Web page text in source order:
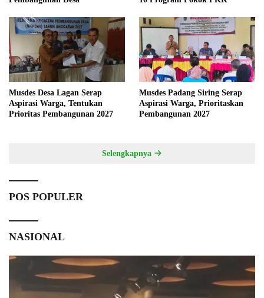
Musdes Desa Lagan Serap
Aspirasi Warga, Tentukan
Prioritas Pembangunan 2027
Musdes Padang Siring Serap
Aspirasi Warga, Prioritaskan
Pembangunan 2027
Selengkapnya
POS POPULER
NASIONAL